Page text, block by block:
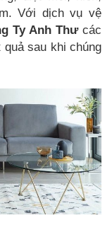
Với dịch vụ vệ
Ty Anh Thưcác
quả sau khi chúng